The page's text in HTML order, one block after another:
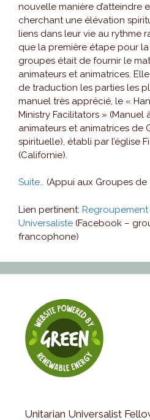
nouvelle manière d’atteindre
cherchant une élévation
liens dans leur vie au rythme
que la première étape pour
groupes était de fournir le
animateurs et animatrices.
de traduction les parties les
manuel très apprécié, le «
Ministry Facilitators » (Manuel
animateurs et animatrices de
spirituelle), établi par l’église
(Californie).
Suite… (Appui aux Groupes
Lien pertinent:
Universaliste (Facebook –
francophone)
Unitarian Universalist